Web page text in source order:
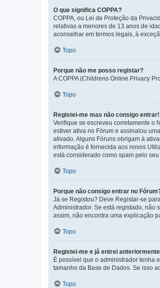
O que significa COPPA?
COPPA, ou Lei de Proteção da
relativas a menores de 13 anos de
aconselhar em termos legais, à
Topo
Porque não me posso registar?
A COPPA (Childrens Online Privacy
Topo
Registei-me mas não consigo entrar!
Verifique se escreveu corretamente o
estiver ativa no Fórum e assinalou
ativado. Alguns Fóruns obrigam à
informação é fornecida aos novos
está considerado como spam pelo
Topo
Porque não consigo entrar no
Já se Registou? Deve Registar-se
Administrador. Se está registado, não
assim, não encontra uma explicação
Topo
Registei-me e já entrei
É possível que o administrador tenha
tamanho da Base de Dados. Se isso
Topo